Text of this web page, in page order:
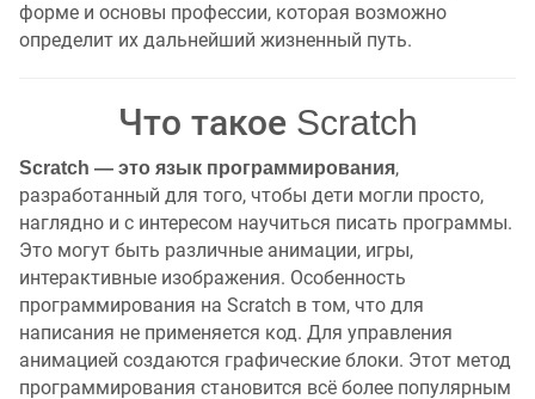
форме и основы профессии, которая возможно
определит их дальнейший жизненный путь.
Что такое Scratch
Scratch — это язык программирования,
разработанный для того, чтобы дети могли просто,
наглядно и с интересом научиться писать программы.
Это могут быть различные анимации, игры,
интерактивные изображения. Особенность
программирования на Scratch в том, что для
написания не применяется код. Для управления
анимацией создаются графические блоки. Этот метод
программирования становится всё более популярным